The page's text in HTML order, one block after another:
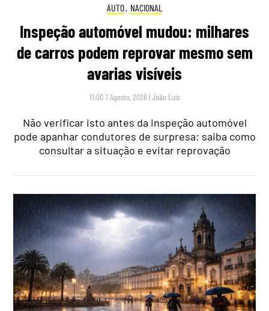
AUTO, NACIONAL
Inspeção automóvel mudou: milhares
de carros podem reprovar mesmo sem
avarias visíveis
11:00 7 Agosto, 2026 |João Luís
Não verificar isto antes da inspeção automóvel
pode apanhar condutores de surpresa: saiba como
consultar a situação e evitar reprovação